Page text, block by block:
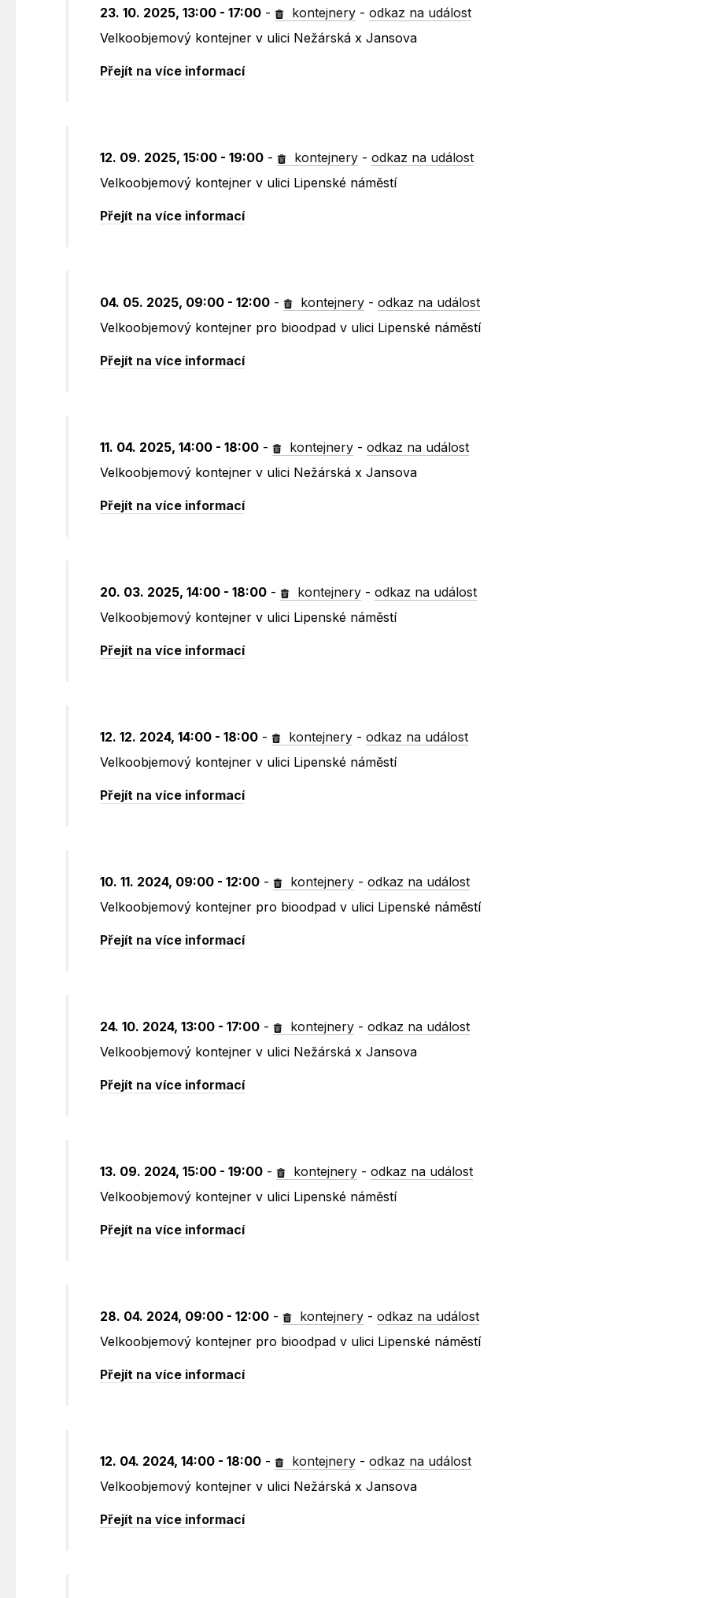
23. 10. 2025, 13:00 - 17:00 - kontejnery -odkaz na událost
Velkoobjemový kontejner v ulici Nežárská x Jansova
Přejít na více informací
12. 09. 2025, 15:00 - 19:00 - kontejnery -odkaz na událost
Velkoobjemový kontejner v ulici Lipenské náměstí
Přejít na více informací
04. 05. 2025, 09:00 - 12:00 - kontejnery -odkaz na událost
Velkoobjemový kontejner pro bioodpad v ulici Lipenské náměstí
Přejít na více informací
11. 04. 2025, 14:00 - 18:00 - kontejnery -odkaz na událost
Velkoobjemový kontejner v ulici Nežárská x Jansova
Přejít na více informací
20. 03. 2025, 14:00 - 18:00 - kontejnery -odkaz na událost
Velkoobjemový kontejner v ulici Lipenské náměstí
Přejít na více informací
12. 12. 2024, 14:00 - 18:00 - kontejnery -odkaz na událost
Velkoobjemový kontejner v ulici Lipenské náměstí
Přejít na více informací
10. 11. 2024, 09:00 - 12:00 - kontejnery -odkaz na událost
Velkoobjemový kontejner pro bioodpad v ulici Lipenské náměstí
Přejít na více informací
24. 10. 2024, 13:00 - 17:00 - kontejnery -odkaz na událost
Velkoobjemový kontejner v ulici Nežárská x Jansova
Přejít na více informací
13. 09. 2024, 15:00 - 19:00 - kontejnery -odkaz na událost
Velkoobjemový kontejner v ulici Lipenské náměstí
Přejít na více informací
28. 04. 2024, 09:00 - 12:00 - kontejnery -odkaz na událost
Velkoobjemový kontejner pro bioodpad v ulici Lipenské náměstí
Přejít na více informací
12. 04. 2024, 14:00 - 18:00 - kontejnery -odkaz na událost
Velkoobjemový kontejner v ulici Nežárská x Jansova
Přejít na více informací